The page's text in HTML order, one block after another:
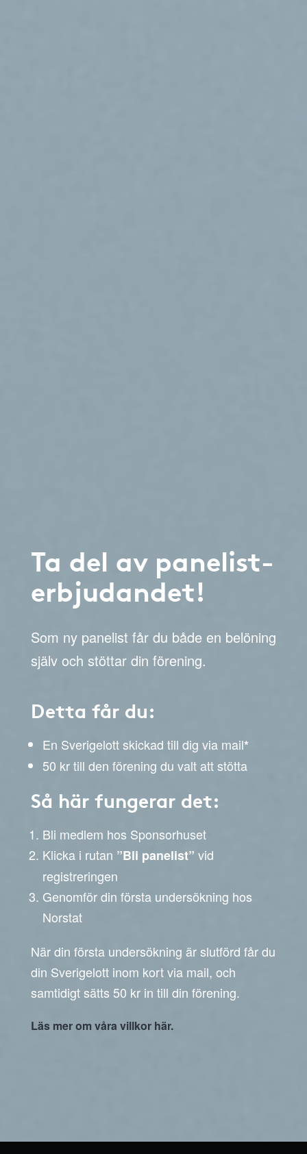
Ta del av panelist-
erbjudandet!
Som ny panelist får du både en belöning
själv och stöttar din förening.
Detta får du:
En Sverigelott skickad till dig via mail*
50 kr till den förening du valt att stötta
Så här fungerar det:
Bli medlem hos Sponsorhuset
Klicka i rutan ”Bli panelist” vid
registreringen
Genomför din första undersökning hos
Norstat
När din första undersökning är slutförd får du
din Sverigelott inom kort via mail, och
samtidigt sätts 50 kr in till din förening.
Läs mer om våra villkor här.